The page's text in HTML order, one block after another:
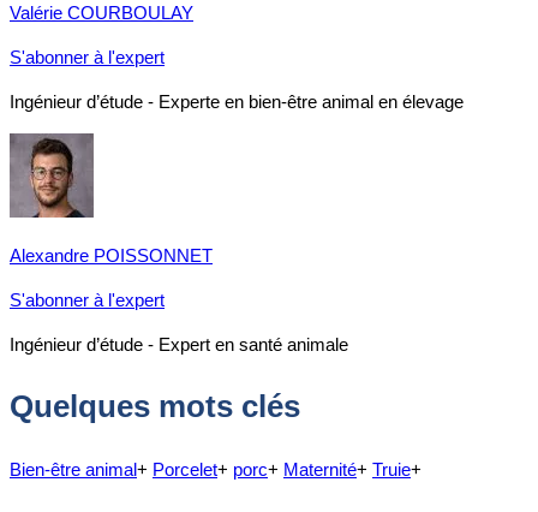
Valérie COURBOULAY
S'abonner à l'expert
Ingénieur d’étude - Experte en bien-être animal en élevage
Alexandre POISSONNET
S'abonner à l'expert
Ingénieur d’étude - Expert en santé animale
Quelques mots clés
Bien-être animal+ Porcelet+ porc+ Maternité+ Truie+